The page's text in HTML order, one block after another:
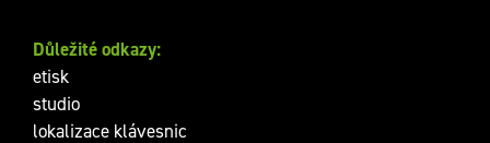
Důležité odkazy:
etisk
studio
lokalizace klávesnic